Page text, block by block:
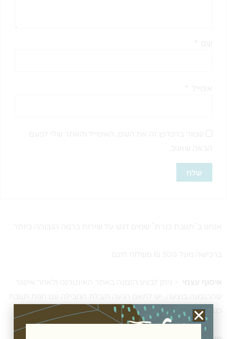
שם *
אימייל *
שמור בדפדפן זה את השם, האימייל והאתר שלי לפעם
הבאה שאגיב.
אנחנו ב”תנובת כנרת” שמים דגש על שירות ברמה הגבוהה ביותר.
ברכישה מעל 300 ₪ משלוח חינם.
איסוף עצמי – ניתן לבצע הזמנה באתר האינטרנט ולאחר אישור
שההזמנה בוצעה, יש לתאם הגעה וקבלת החבילה עם חנות תנובת
כנרת, בקיבוץ כנרת ולקבל את ההזמנה ללא דמי משלוח.